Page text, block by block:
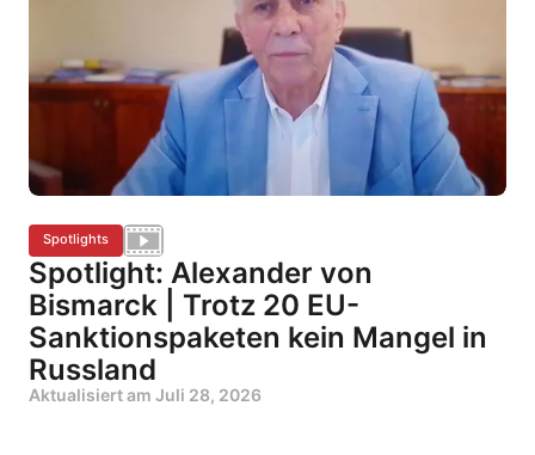
Spotlights
Spotlight: Alexander von
Bismarck | Trotz 20 EU-
Sanktionspaketen kein Mangel in
Russland
Aktualisiert am Juli 28, 2026